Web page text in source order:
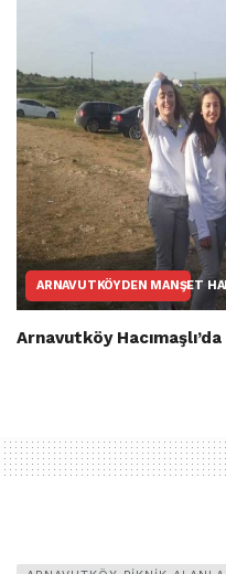
ARNAVUTKÖYDEN MANŞET
Arnavutköy